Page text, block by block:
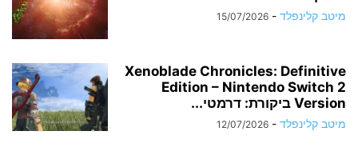
מיטב קלינפלד -
15/07/2026
Xenoblade Chronicles: Definitive
Edition – Nintendo Switch 2
Version ביקורת: דרמטי...
מיטב קלינפלד -
12/07/2026